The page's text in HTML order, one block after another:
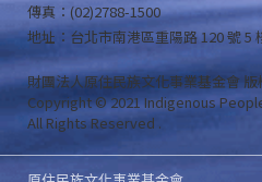
傳真：(02)2788-1500
地址：台北市南港區重陽路 120 號 5
財團法人原住民族文化事業基金會 版
Copyright © 2021 Indigenous
All Rights Reserved .